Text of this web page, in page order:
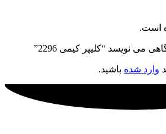
است.
می نویسد “کلیپر کیمی 2296”
وارد شده باشید.